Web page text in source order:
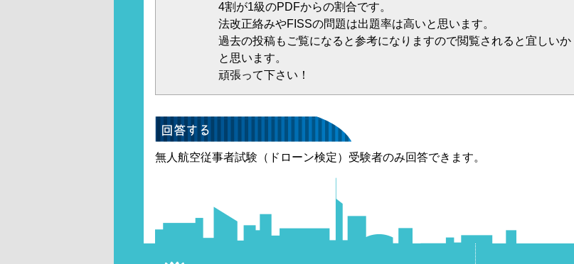
4割が1級のPDFからの割合です。
法改正絡みやFISSの問題は出題率は高いと思います。
過去の投稿もご覧になると参考になりますので閲覧されると宜しいか
と思います。
頑張って下さい！
無人航空従事者試験（ドローン検定）受験者のみ回答できます。